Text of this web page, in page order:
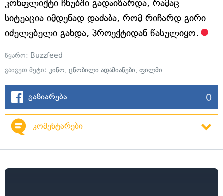
კონფლიქტი ჩხუბში გადაიზარდა, რამაც
სიტუაცია იმდენად დაძაბა, რომ რიჩარდ გირი
იძულებული გახდა, პროექტიდან წასულიყო.
წყარო: Buzzfeed
გაიგეთ მეტი: კინო, ცნობილი ადამიანები, ფილმი
გაზიარება 0
კომენტარები